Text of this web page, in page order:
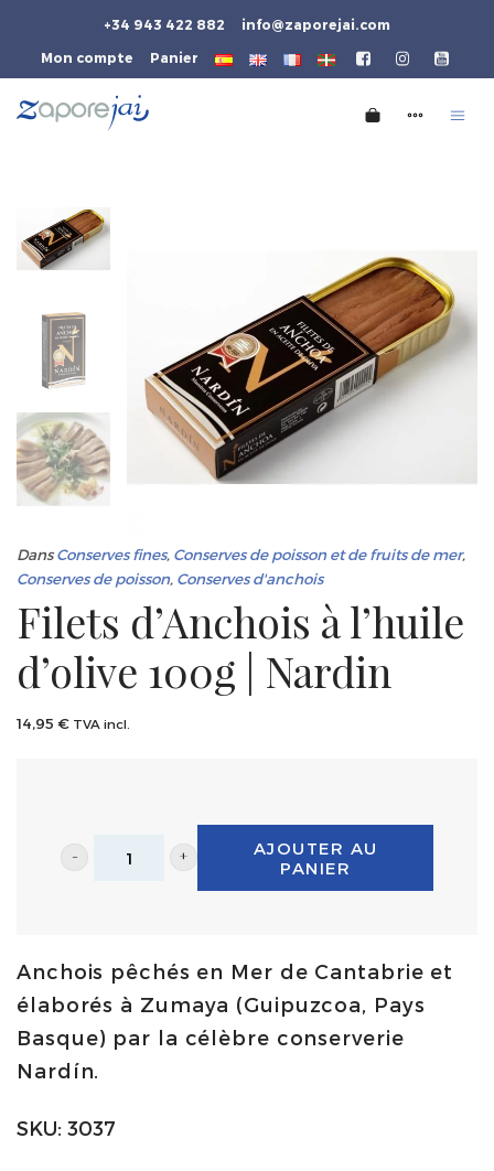
+34 943 422 882 info@zaporejai.com
Mon compte Panier
DansConserves fines, Conserves de poisson et de fruits de mer,
Conserves de poisson, Conserves d'anchois
Filets d’Anchois à l’huile
d’olive 100g | Nardin
14,95 € TVA incl.
Filets
l'huile
d'olive
100g
|
quantity
AJOUTER AU
PANIER
Anchois pêchés en Mer de Cantabrie et
élaborés à Zumaya (Guipuzcoa, Pays
Basque) par la célèbre conserverie
Nardín.
SKU: 3037